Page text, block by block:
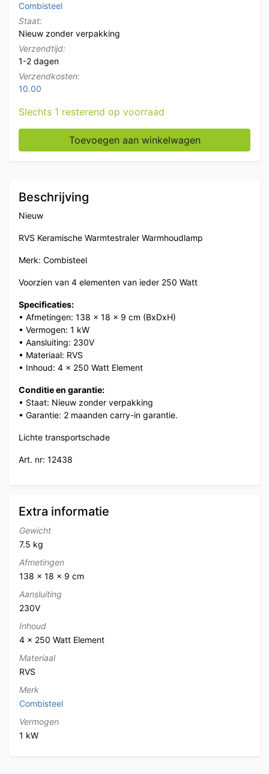
Combisteel
Staat:
Nieuw zonder verpakking
Verzendtijd:
1-2 dagen
Verzendkosten:
10.00
Slechts 1 resterend op voorraad
RVS Combisteel Keramische Warmtestraler
Toevoegen aan winkelwagen
Beschrijving
Nieuw
RVS Keramische Warmtestraler Warmhoudlamp
Merk: Combisteel
Voorzien van 4 elementen van ieder 250 Watt
Specificaties:
• Afmetingen: 138 x 18 x 9 cm (BxDxH)
• Vermogen: 1 kW
• Aansluiting: 230V
• Materiaal: RVS
• Inhoud: 4 x 250 Watt Element
Conditie en garantie:
• Staat: Nieuw zonder verpakking
• Garantie: 2 maanden carry-in garantie.
Lichte transportschade
Art. nr: 12438
Extra informatie
Gewicht
7.5 kg
Afmetingen
138 × 18 × 9 cm
Aansluiting
230V
Inhoud
4 x 250 Watt Element
Materiaal
RVS
Merk
Combisteel
Vermogen
1 kW